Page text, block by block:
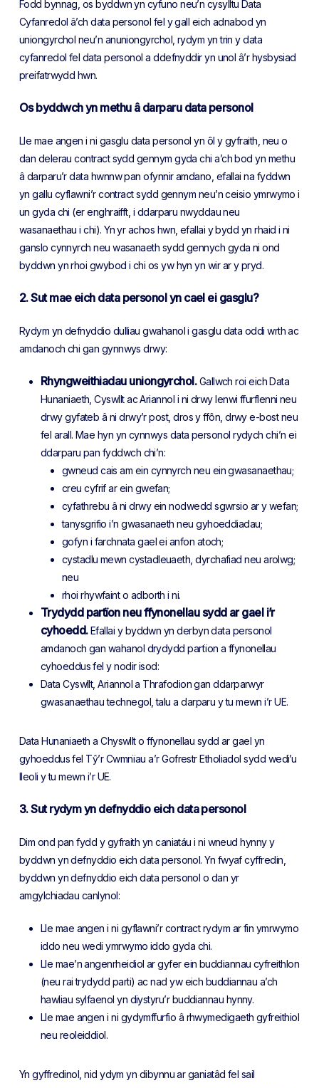
Fodd bynnag, os byddwn yn cyfuno neu’n cysylltu Data
Cyfanredol â’ch data personol fel y gall eich adnabod yn
uniongyrchol neu’n anuniongyrchol, rydym yn trin y data
cyfanredol fel data personol a ddefnyddir yn unol â’r hysbysiad
preifatrwydd hwn.
Os byddwch yn methu â darparu data personol
Lle mae angen i ni gasglu data personol yn ôl y gyfraith, neu o
dan delerau contract sydd gennym gyda chi a’ch bod yn methu
â darparu’r data hwnnw pan ofynnir amdano, efallai na fyddwn
yn gallu cyflawni’r contract sydd gennym neu’n ceisio ymrwymo i
un gyda chi (er enghraifft, i ddarparu nwyddau neu
wasanaethau i chi). Yn yr achos hwn, efallai y bydd yn rhaid i ni
ganslo cynnyrch neu wasanaeth sydd gennych gyda ni ond
byddwn yn rhoi gwybod i chi os yw hyn yn wir ar y pryd.
2.Sut mae eich data personol yn cael ei gasglu?
Rydym yn defnyddio dulliau gwahanol i gasglu data oddi wrth ac
amdanoch chi gan gynnwys drwy:
Rhyngweithiadau uniongyrchol.Gallwch roi eich Data
Hunaniaeth, Cyswllt ac Ariannol i ni drwy lenwi ffurflenni neu
drwy gyfateb â ni drwy’r post, dros y ffôn, drwy e-bost neu
fel arall. Mae hyn yn cynnwys data personol rydych chi’n ei
ddarparu pan fyddwch chi’n:
gwneud cais am ein cynnyrch neu ein gwasanaethau;
creu cyfrif ar ein gwefan;
cyfathrebu â ni drwy ein nodwedd sgwrsio ar y wefan;
tanysgrifio i’n gwasanaeth neu gyhoeddiadau;
gofyn i farchnata gael ei anfon atoch;
cystadlu mewn cystadleuaeth, dyrchafiad neu arolwg;
neu
rhoi rhywfaint o adborth i ni.
Trydydd partïon neu ffynonellau sydd ar gael i’r
cyhoedd.Efallai y byddwn yn derbyn data personol
amdanoch gan wahanol drydydd partïon a ffynonellau
cyhoeddus fel y nodir isod:
Data Cyswllt, Ariannol a Thrafodion gan ddarparwyr
gwasanaethau technegol, talu a darparu y tu mewn i’r UE.
Data Hunaniaeth a Chyswllt o ffynonellau sydd ar gael yn
gyhoeddus fel Tŷ’r Cwmnïau a’r Gofrestr Etholiadol sydd wedi’u
lleoli y tu mewn i’r UE.
3. Sut rydym yn defnyddio eich data personol
Dim ond pan fydd y gyfraith yn caniatáu i ni wneud hynny y
byddwn yn defnyddio eich data personol. Yn fwyaf cyffredin,
byddwn yn defnyddio eich data personol o dan yr
amgylchiadau canlynol:
Lle mae angen i ni gyflawni’r contract rydym ar fin ymrwymo
iddo neu wedi ymrwymo iddo gyda chi.
Lle mae’n angenrheidiol ar gyfer ein buddiannau cyfreithlon
(neu rai trydydd parti) ac nad yw eich buddiannau a’ch
hawliau sylfaenol yn diystyru’r buddiannau hynny.
Lle mae angen i ni gydymffurfio â rhwymedigaeth gyfreithiol
neu reoleiddiol.
Yn gyffredinol, nid ydym yn dibynnu ar ganiatâd fel sail